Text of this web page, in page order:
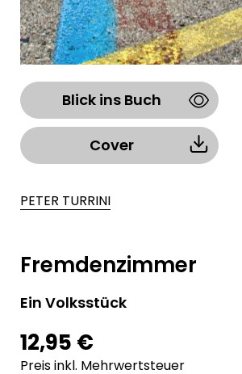
Blick ins Buch
Cover
PETER TURRINI
Fremdenzimmer
Ein Volksstück
12,95 €
Preis inkl. Mehrwertsteuer